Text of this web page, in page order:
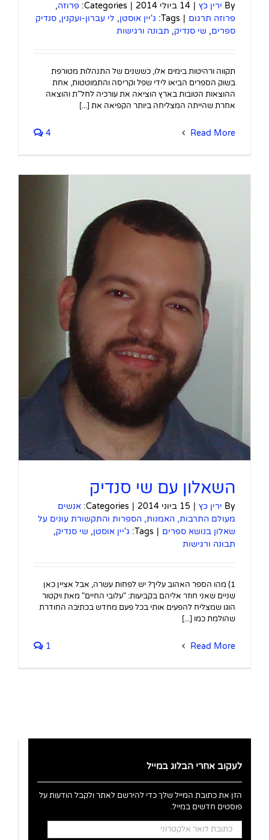
By ירין כץ 14 ביולי 2014 Categories: פרוזה,
פרוזה תרגום
Tags: ג'יין אוסטן, לי עברון-ועקנין, סנדיק
ספרים, שי סנדיק, תבונה ורגישות
תקווה ורהיטות בימים אלו, כששנים של התנהלות מטורפת
בשוק הספרים הביאו לידי שפל וקריסה והתמוטטות, אחת
ההוצאות הטובות בארץ הוציאה את עורכיה לחל"ת והוצאה
אחרת שהייתה המצליחה ביותר הקפיאה את [...]
Read More
4
השאלון עם שי סנדיק
By ירין כץ | 15 ביוני 2014 |
Categories: אנשים
מעולם התרבות, האמנות, הספרות והתקשורת עונים על
שאלון בנושא ספרים |
Tags: ג'יין אוסטן, שי סנדיק,
תבונה ורגישות
1) מהו הספר האהוב עליך? יש לפחות עשרה, אבל אציין כאן
שניים שאני חוזר אליהם בקביעות: "עלובי החיים" מאת ויקטור
הוגו שמצליח להפעים אותי בכל פעם מחדש בכתיבה החודרת
שהולמת כמו [...]
Read More
1
לעקוב אחרי הבלוג במייל
הזן את כתובת המייל שלך כדי להירשם לאתר ולקבל הודעות על
פוסטים חדשים במייל.
כתובת
דואר